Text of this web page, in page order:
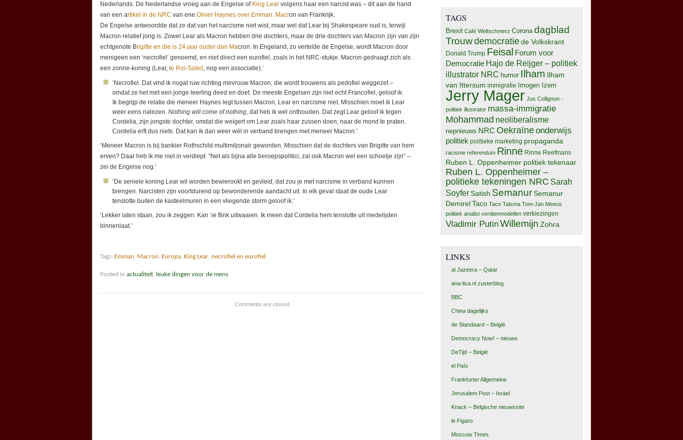
Nederlands. De Nederlandse vroeg aan de Engelse of King Lear volgens haar een narcist was – dit aan de hand
van een artikel in de NRC van ene Oliver Haynes over Emman. Macron van Frankrijk.
De Engelse antwoordde dat ze dat van het narcisme niet wist, maar wel dat Lear bij Shakespeare oud is, terwijl
Macron relatief jong is. Zowel Lear als Macron hebben drie dochters, maar de drie dochters van Macron zijn van zijn
echtgenote Brigitte en die is 24 jaar ouder dan Macron. In Engeland, zo vertelde de Engelse, wordt Macron door
menigeen een ‘necrofiel’ genoemd, en niet direct een eurofiel, zoals in het NRC-stukje. Macron gedraagt zich als
een zonne-koning (Lear, l e Roi-Soleil , nog een associatie).’
‘Necrofiel. Dat vind ik nogal ruw richting mevrouw Macron; die wordt trouwens als pedofiel weggezet –
omdat ze het met een jonge leerling deed en doet. De meeste Engelsen zijn niet echt Francofiel, geloof ik.
Ik begrijp de relatie die meneer Haynes legt tussen Macron, Lear en narcisme niet. Misschien moet ik Lear
weer eens nalezen. Nothing will come of nothing , dat heb ik wel onthouden. Dat zegt Lear geloof ik tegen
Cordelia, zijn jongste dochter, omdat die weigert om Lear zoals haar zussen doen, naar de mond te praten.
Cordelia erft dus niets. Dat kan ik dan weer wél in verband brengen met meneer Macron.’
‘Meneer Macron is bij bankier Rothschild multimiljonair geworden. Misschien dat de dochters van Brigitte van hem
erven? Daar heb ik me niet in verdiept. “Net als bijna alle beroepspolitici, zal ook Macron wel een schoelje zijn” –
zei de Engelse nog.’
‘De seniele koning Lear wil worden bewierookt en gevleid, dat zou je met narcisme in verband kunnen
brengen. Narcisten zijn voortdurend op bewonderende aandacht uit. In elk geval staat de oude Lear
tenslotte buiten de kasteelmuren in een vliegende storm geloof ik.’
‘Lekker laten staan, zou ik zeggen. Kan ‘ie flink uitwaaien. Ik meen dat Cordelia hem tenslotte uit medelijden
binnenlaat.’
Tags: Emman. Macron, Europa, King Lear, necrofiel en eurofiel
Posted in actualiteit, leuke dingen voor de mens
Comments are closed.
TAGS
Brexit Café Weltschmerz Corona dagblad
Trouwdemocratiede Volkskrant
Donald Trump Feisal Forum voor
Democratie Hajo de Reijger – politiek
illustrator NRC humor Ilham Ilham
van Ittersum immigratie Imogen Izem
Jerry Mager Jos Collignon -
politiek illustrator massa-immigratie
Mohammad neoliberalisme
nepnieuws NRC Oekraïneonderwijs
politiek politieke marketing propaganda
racisme referendum Rinne Rinne Reefmans
Ruben L. Oppenheimer politiek tekenaar
Ruben L. Oppenheimer –
politieke tekeningen NRC Sarah
Soyfer Satish SemanurSemanur
DemirelTaco Taco Talsma Tom-Jan Meeus
politiek analist verdienmodellen verkiezingen
Vladimir PutinWillemijn Zohra
LINKS
al Jazeera – Qatar
ana-lisa.nl zusterblog
BBC
China dagelijks
de Standaard – België
Democracy Now! – nieuws
DeTijd – België
el País
Frankfurter Allgemeine
Jerusalem Post – Israel
Knack – Belgische nieuwssite
le Figaro
Moscow Times